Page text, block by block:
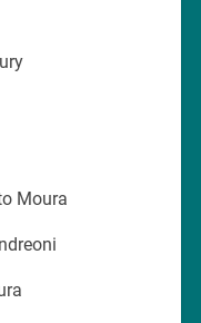
Moura